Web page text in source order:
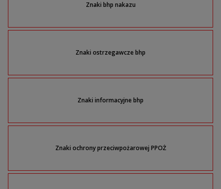
Znaki bhp nakazu
Znaki ostrzegawcze bhp
Znaki informacyjne bhp
Znaki ochrony przeciwpożarowej PPOŻ